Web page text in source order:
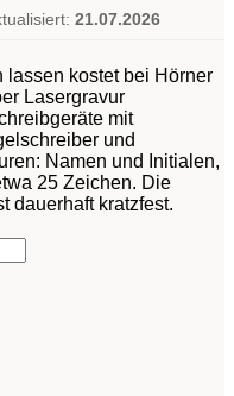
21.07.2026
kostet bei Hörner
Lasergravur
mit
und
Namen und Initialen,
25 Zeichen. Die
dauerhaft kratzfest.